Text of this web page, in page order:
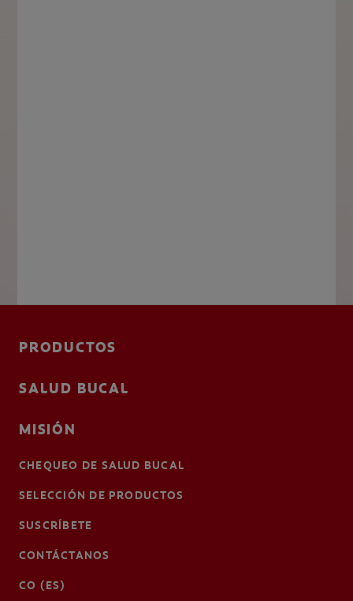
PRODUCTOS
SALUD BUCAL
MISIÓN
CHEQUEO DE SALUD BUCAL
SELECCIÓN DE PRODUCTOS
SUSCRÍBETE
CONTÁCTANOS
CO (ES)